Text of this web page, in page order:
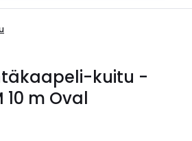
kuitu -
10 m Oval